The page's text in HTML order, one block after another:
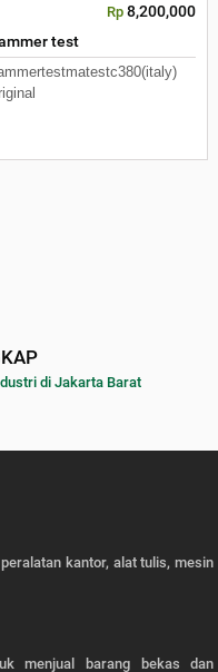
Rp 8,200,000
test
di Jakarta Barat
kantor, alat tulis, mesin
menjual barang bekas dan